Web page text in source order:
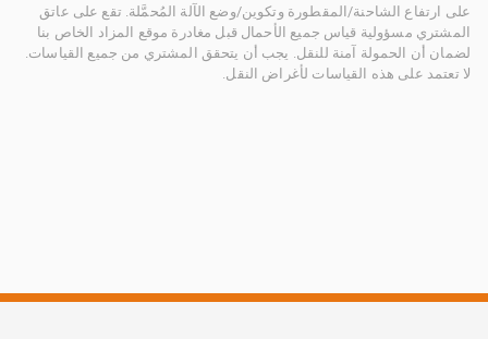
على ارتفاع الشاحنة/المقطورة وتكوين/وضع الآلة المُحمَّلة. تقع على عاتق
المشتري مسؤولية قياس جميع الأحمال قبل مغادرة موقع المزاد الخاص بنا
لضمان أن الحمولة آمنة للنقل. يجب أن يتحقق المشتري من جميع القياسات.
لا تعتمد على هذه القياسات لأغراض النقل.